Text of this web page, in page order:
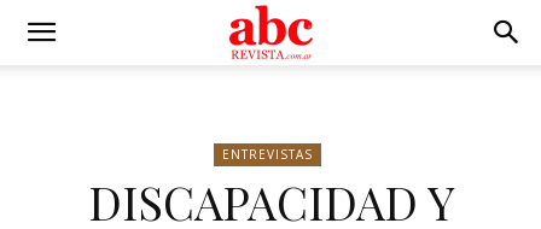
ENTREVISTAS
DISCAPACIDAD Y